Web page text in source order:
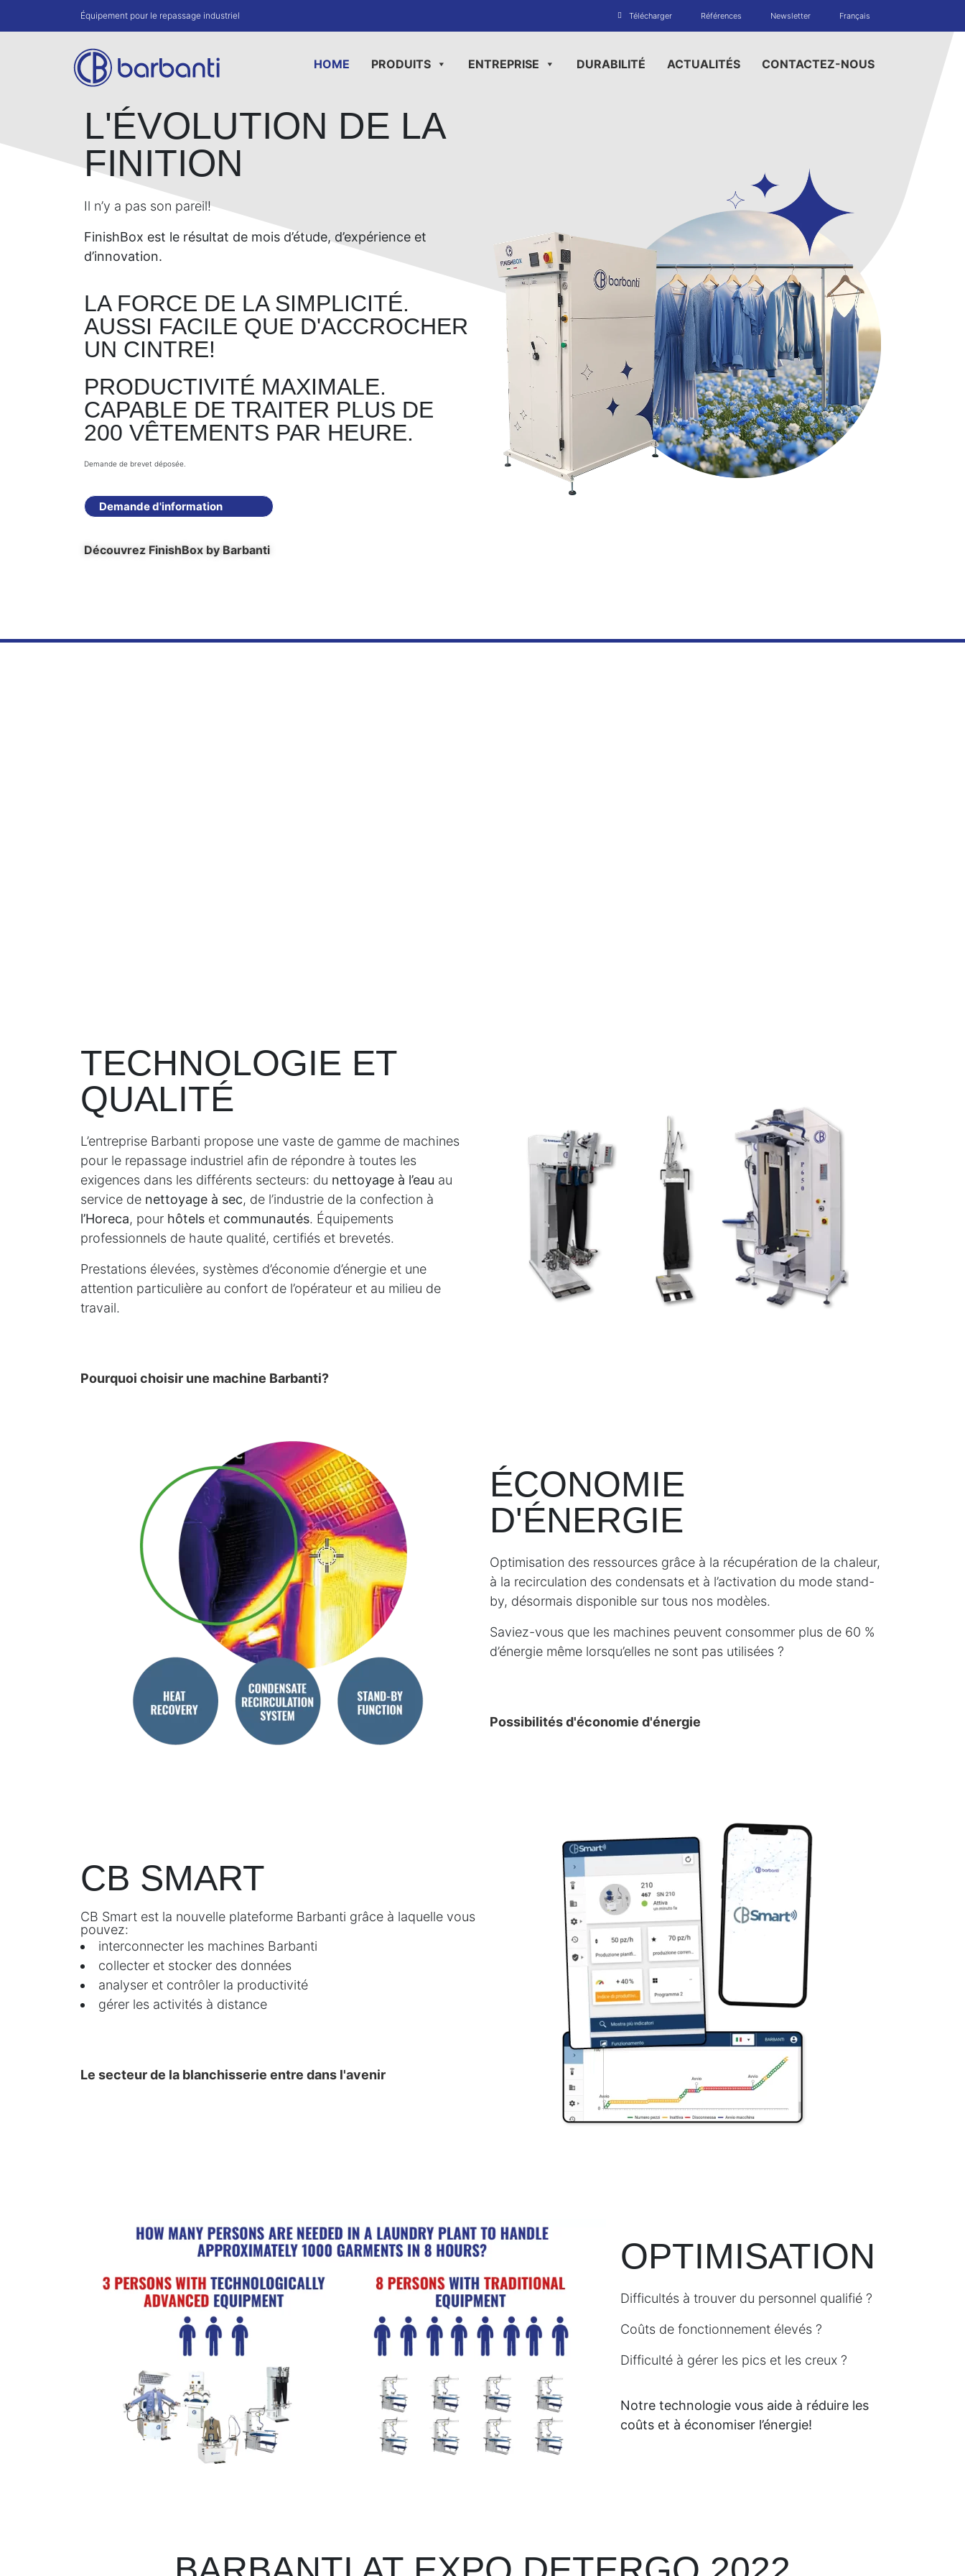
Équipement pour le repassage industriel Télécharger Références Newsletter Français
HOME PRODUITS ENTREPRISE DURABILITÉ ACTUALITÉS CONTACTEZ-NOUS
L'ÉVOLUTION DE LA
FINITION
Il n’y a pas son pareil!
FinishBox est le résultat de mois d’étude, d’expérience et
d’innovation.
LA FORCE DE LA SIMPLICITÉ.
AUSSI FACILE QUE D'ACCROCHER
UN CINTRE!
PRODUCTIVITÉ MAXIMALE.
CAPABLE DE TRAITER PLUS DE
200 VÊTEMENTS PAR HEURE.
Demande de brevet déposée.
Demande d'information
Découvrez FinishBox by Barbanti
TECHNOLOGIE ET
QUALITÉ
L’entreprise Barbanti propose une vaste de gamme de machines
pour le repassage industriel afin de répondre à toutes les
exigences dans les différents secteurs: du nettoyage à l’eau au
service de nettoyage à sec, de l’industrie de la confection à
l’Horeca, pour hôtels et communautés. Équipements
professionnels de haute qualité, certifiés et brevetés.
Prestations élevées, systèmes d’économie d’énergie et une
attention particulière au confort de l’opérateur et au milieu de
travail.
Pourquoi choisir une machine Barbanti?
ÉCONOMIE
D'ÉNERGIE
Optimisation des ressources grâce à la récupération de la chaleur,
à la recirculation des condensats et à l’activation du mode stand-
by, désormais disponible sur tous nos modèles.
Saviez-vous que les machines peuvent consommer plus de 60 %
d’énergie même lorsqu’elles ne sont pas utilisées ?
Possibilités d'économie d'énergie
CB SMART
CB Smart est la nouvelle plateforme Barbanti grâce à laquelle vous
pouvez:
interconnecter les machines Barbanti
collecter et stocker des données
analyser et contrôler la productivité
gérer les activités à distance
Le secteur de la blanchisserie entre dans l'avenir
OPTIMISATION
Difficultés à trouver du personnel qualifié ?
Coûts de fonctionnement élevés ?
Difficulté à gérer les pics et les creux ?
Notre technologie vous aide à réduire les
coûts et à économiser l’énergie!